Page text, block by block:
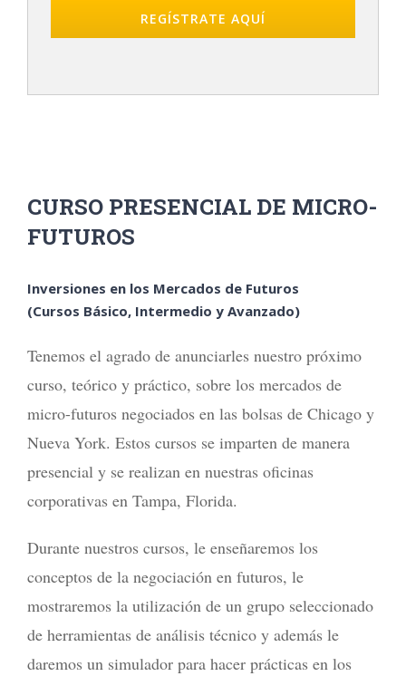
REGÍSTRATE AQUÍ
CURSO PRESENCIAL DE MICRO-
FUTUROS
Inversiones en los Mercados de Futuros
(Cursos Básico, Intermedio y Avanzado)
Tenemos el agrado de anunciarles nuestro próximo
curso, teórico y práctico, sobre los mercados de
micro-futuros negociados en las bolsas de Chicago y
Nueva York. Estos cursos se imparten de manera
presencial y se realizan en nuestras oficinas
corporativas en Tampa, Florida.
Durante nuestros cursos, le enseñaremos los
conceptos de la negociación en futuros, le
mostraremos la utilización de un grupo seleccionado
de herramientas de análisis técnico y además le
daremos un simulador para hacer prácticas en los